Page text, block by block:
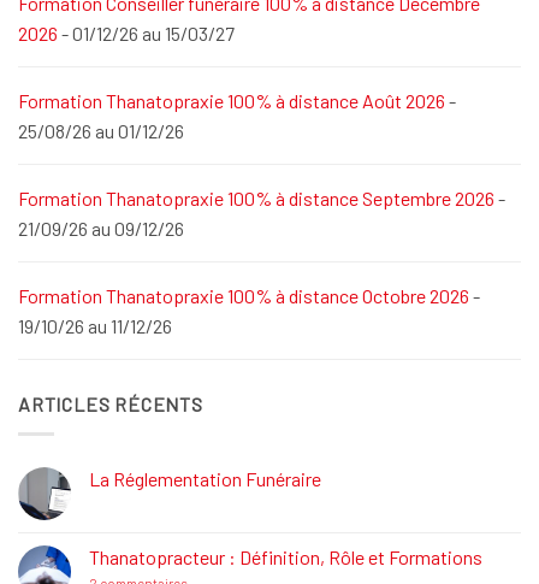
2026 - 01/12/26 au 15/03/27
Formation Thanatopraxie 100% à distance Août 2026 -
25/08/26 au 01/12/26
Formation Thanatopraxie 100% à distance Septembre 2026 -
21/09/26 au 09/12/26
Formation Thanatopraxie 100% à distance Octobre 2026 -
19/10/26 au 11/12/26
ARTICLES RÉCENTS
La Réglementation Funéraire
La
Réglementation
Thanatopracteur : Définition, Rôle et Formations